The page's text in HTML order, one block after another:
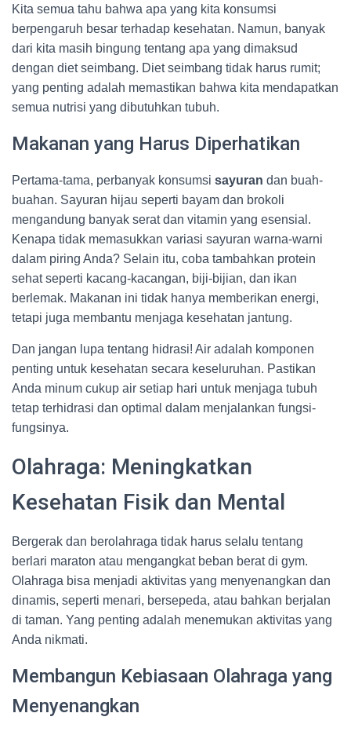
Kita semua tahu bahwa apa yang kita konsumsi
berpengaruh besar terhadap kesehatan. Namun, banyak
dari kita masih bingung tentang apa yang dimaksud
dengan diet seimbang. Diet seimbang tidak harus rumit;
yang penting adalah memastikan bahwa kita mendapatkan
semua nutrisi yang dibutuhkan tubuh.
Makanan yang Harus Diperhatikan
Pertama-tama, perbanyak konsumsi sayuran dan buah-
buahan. Sayuran hijau seperti bayam dan brokoli
mengandung banyak serat dan vitamin yang esensial.
Kenapa tidak memasukkan variasi sayuran warna-warni
dalam piring Anda? Selain itu, coba tambahkan protein
sehat seperti kacang-kacangan, biji-bijian, dan ikan
berlemak. Makanan ini tidak hanya memberikan energi,
tetapi juga membantu menjaga kesehatan jantung.
Dan jangan lupa tentang hidrasi! Air adalah komponen
penting untuk kesehatan secara keseluruhan. Pastikan
Anda minum cukup air setiap hari untuk menjaga tubuh
tetap terhidrasi dan optimal dalam menjalankan fungsi-
fungsinya.
Olahraga: Meningkatkan
Kesehatan Fisik dan Mental
Bergerak dan berolahraga tidak harus selalu tentang
berlari maraton atau mengangkat beban berat di gym.
Olahraga bisa menjadi aktivitas yang menyenangkan dan
dinamis, seperti menari, bersepeda, atau bahkan berjalan
di taman. Yang penting adalah menemukan aktivitas yang
Anda nikmati.
Membangun Kebiasaan Olahraga yang
Menyenangkan